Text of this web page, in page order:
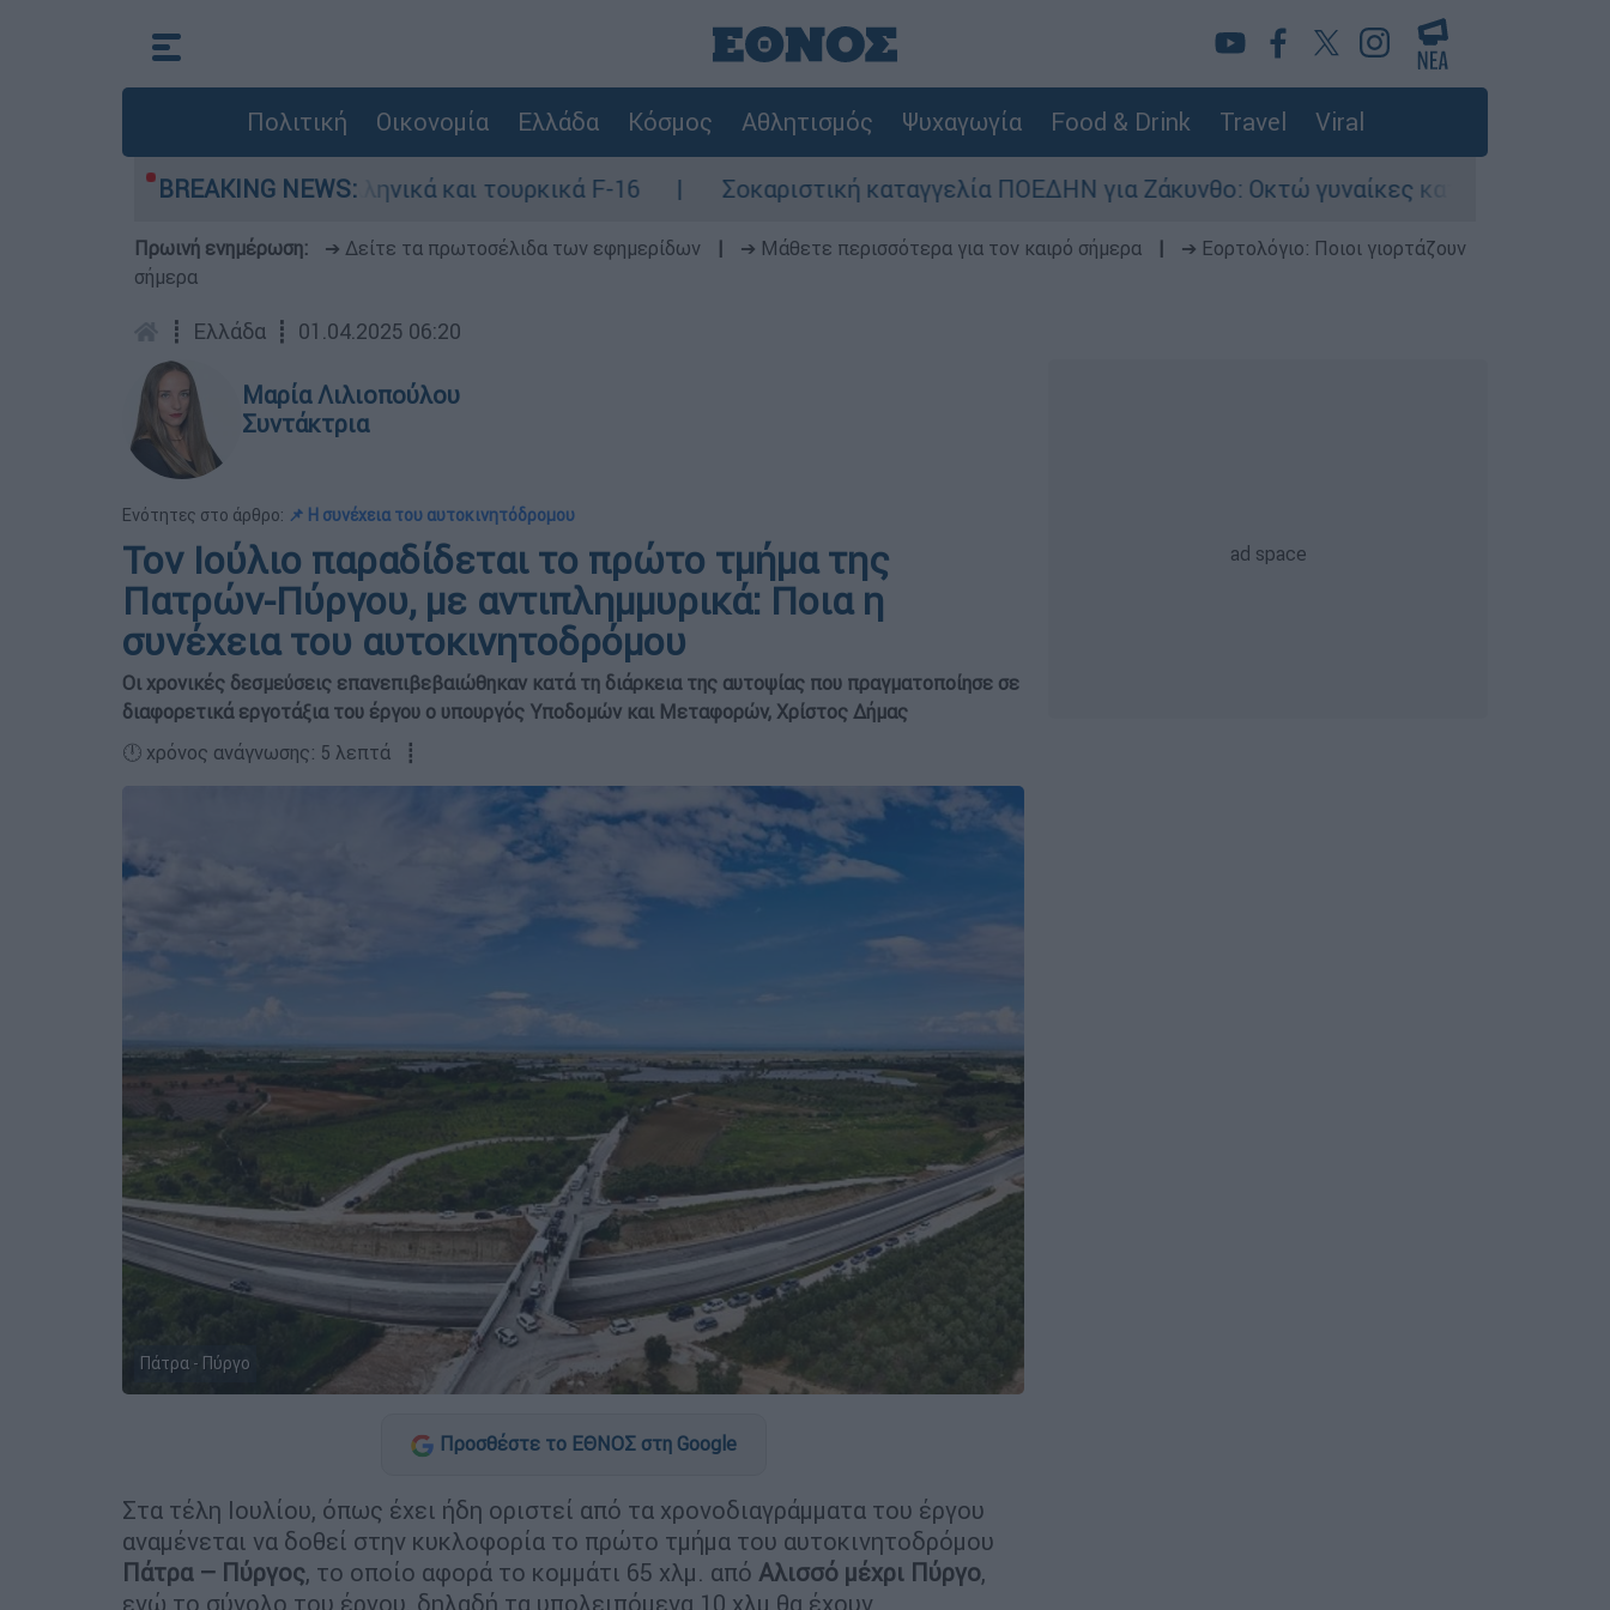
Πολιτική Οικονομία Ελλάδα Κόσμος Αθλητισμός Ψυχαγωγία Food & Drink Travel Viral
BREAKING NEWS:
ανάμεσα σε ελληνικά και τουρκικά F-16 Σοκαριστική καταγγελία ΠΟΕΔΗΝ για Ζάκυνθο: Οκτώ γυναίκες κατήγγειλαν βιασμό σε 20
Πρωινή ενημέρωση: ➔ Δείτε τα πρωτοσέλιδα των εφημερίδων ➔ Μάθετε περισσότερα για τον καιρό σήμερα
➔ Εορτολόγιο: Ποιοι γιορτάζουν
σήμερα
┋ Ελλάδα ┋ 01.04.2025 06:20
Μαρία Λιλιοπούλου
Συντάκτρια
Ενότητες στο άρθρο: 📌 Η συνέχεια του αυτοκινητόδρομου
Τον Ιούλιο παραδίδεται το πρώτο τμήμα της
Πατρών-Πύργου, με αντιπλημμυρικά: Ποια η
συνέχεια του αυτοκινητοδρόμου
Οι χρονικές δεσμεύσεις επανεπιβεβαιώθηκαν κατά τη διάρκεια της αυτοψίας που πραγματοποίησε σε
διαφορετικά εργοτάξια του έργου ο υπουργός Υποδομών και Μεταφορών, Χρίστος Δήμας
🕛 χρόνος ανάγνωσης: 5 λεπτά ┋
Πάτρα - Πύργο
Προσθέστε το ΕΘΝΟΣ στη Google
Στα τέλη Ιουλίου, όπως έχει ήδη οριστεί από τα χρονοδιαγράμματα του έργου
αναμένεται να δοθεί στην κυκλοφορία το πρώτο τμήμα του αυτοκινητοδρόμου
Πάτρα – Πύργος, το οποίο αφορά το κομμάτι 65 χλμ. από Αλισσό μέχρι Πύργο,
ενώ το σύνολο του έργου, δηλαδή τα υπολειπόμενα 10 χλμ θα έχουν